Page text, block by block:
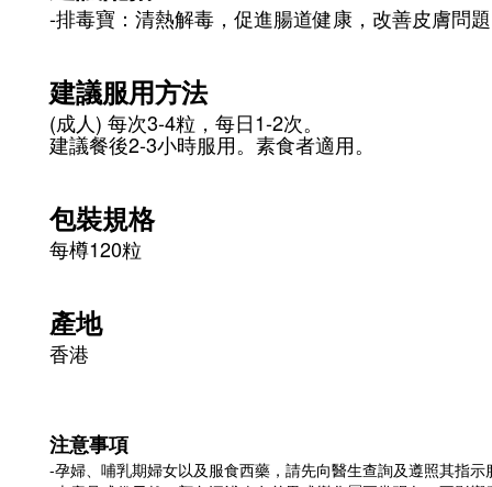
-排毒寶：清熱解毒，促進腸道健康，改善皮膚問題
建議服用方法
(成人) 每次3-4粒，每日1-2次。
建議餐後2-3小時服用。素食者適用。
包裝規格
每樽120粒
產地
香港
注意事項
-孕婦、哺乳期婦女以及服食西藥，請先向醫生查詢及遵照其指示